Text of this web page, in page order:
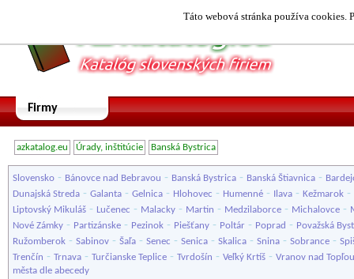
Táto webová stránka používa cookies.
Firmy
azkatalog.eu Úrady, inštitúcie Banská Bystrica
Slovensko - Bánovce nad Bebravou - Banská Bystrica - Banská Štiavnica -
Dunajská Streda - Galanta - Gelnica - Hlohovec - Humenné - Ilava - Kežmarok -
Liptovský Mikuláš - Lučenec - Malacky - Martin - Medzilaborce - Michalovce -
Nové Zámky - Partizánske - Pezinok - Piešťany - Poltár - Poprad - Považská
Ružomberok - Sabinov - Šaľa - Senec - Senica - Skalica - Snina - Sobrance -
Trenčín - Trnava - Turčianske Teplice - Tvrdošín - Veľký Krtíš - Vranov nad Topľou
města dle abecedy